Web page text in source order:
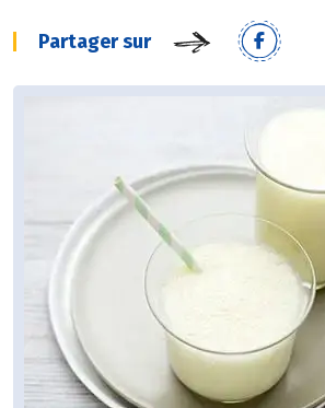
Partager sur